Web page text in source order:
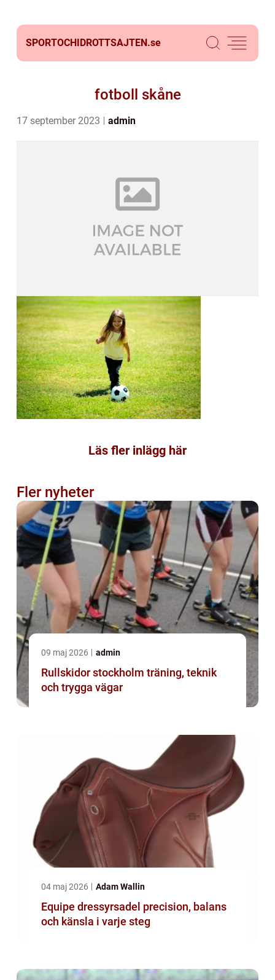
SPORTOCHIDROTTSAJTEN.se
fotboll skåne
17 september 2023 admin
Läs fler inlägg här
Fler nyheter
09 maj 2026 admin
Rullskidor stockholm träning, teknik
och trygga vägar
04 maj 2026 Adam Wallin
Equipe dressyrsadel precision, balans
och känsla i varje steg